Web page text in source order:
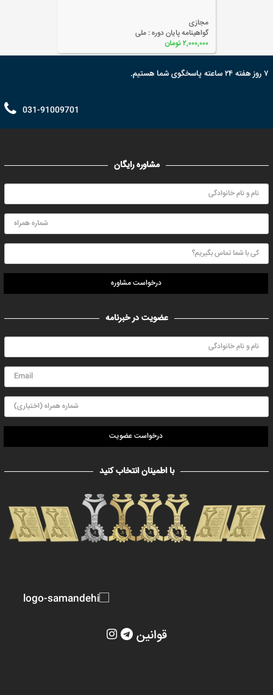
گواهینامه پایان دوره :
۷ روز هفته ۲۴ ساعته پاسخگوی شما هستیم.
031-91009701
مشاوره رایگان
درخواست مشاوره
عضویت در خبرنامه
درخواست عضویت
با اطمینان انتخاب کنید
قوانین